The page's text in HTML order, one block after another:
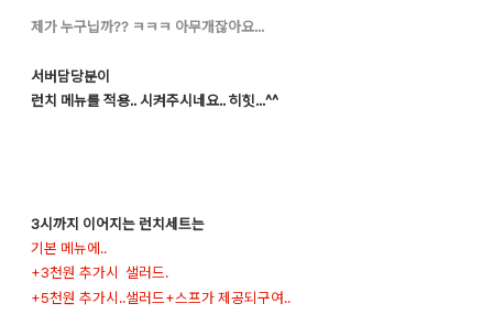
제가 누구닙까?? ㅋㅋㅋ 아무개잖아요...
서버담당분이
런치 메뉴를 적용.. 시켜주시네요.. 히힛...^^
3시까지 이어지는 런치세트는
기본 메뉴에..
+3천원 추가시 샐러드.
+5천원 추가시..샐러드+스프가 제공되구여..